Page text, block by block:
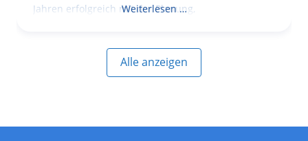
Jahren erfolgreich mit der Planung,
Weiterlesen …
Alle anzeigen